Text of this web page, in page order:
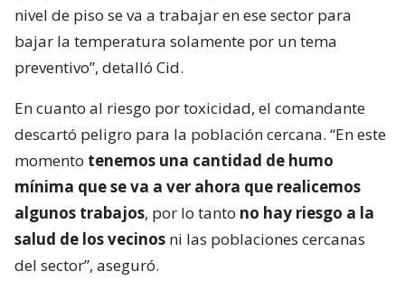
nivel de piso se va a trabajar en ese sector para
bajar la temperatura solamente por un tema
preventivo”, detalló Cid.
En cuanto al riesgo por toxicidad, el comandante
descartó peligro para la población cercana. “En este
momento tenemos una cantidad de humo
mínima que se va a ver ahora que realicemos
algunos trabajos, por lo tanto no hay riesgo a la
salud de los vecinos ni las poblaciones cercanas
del sector”, aseguró.